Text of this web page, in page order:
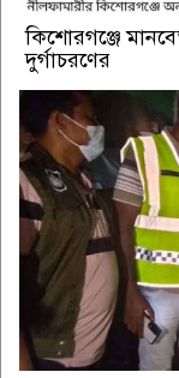
কিশোরগঞ্জে
দুর্গাচরণের